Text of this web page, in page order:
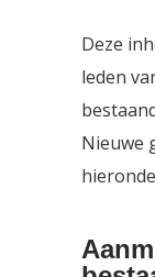
Deze
leden
Nieuwe